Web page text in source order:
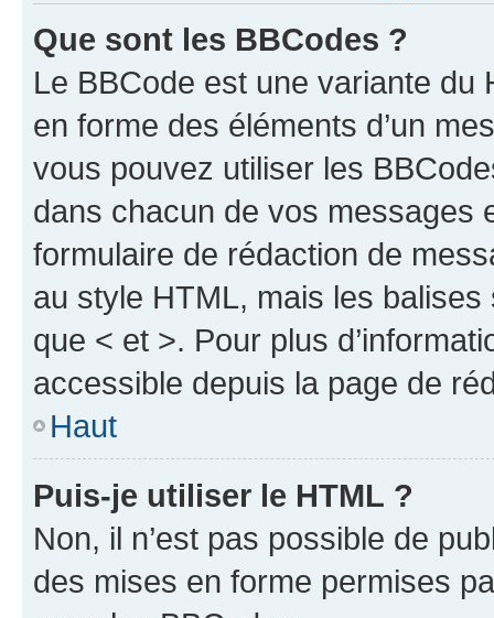
Que sont les BBCodes ?
Le BBCode est une variante du
en forme des éléments d’un
vous pouvez utiliser les
dans chacun de vos messages
formulaire de rédaction de
au style HTML, mais les
que < et >. Pour plus
accessible depuis la page de
Haut
Puis-je utiliser le HTML ?
Non, il n’est pas possible de
des mises en forme permises